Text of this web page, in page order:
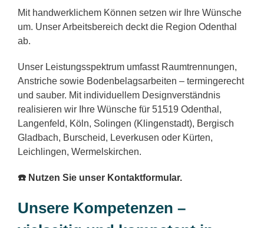
Mit handwerklichem Können setzen wir Ihre Wünsche
um. Unser Arbeitsbereich deckt die Region Odenthal
ab.
Unser Leistungsspektrum umfasst Raumtrennungen,
Anstriche sowie Bodenbelagsarbeiten – termingerecht
und sauber. Mit individuellem Designverständnis
realisieren wir Ihre Wünsche für 51519 Odenthal,
Langenfeld, Köln, Solingen (Klingenstadt), Bergisch
Gladbach, Burscheid, Leverkusen oder Kürten,
Leichlingen, Wermelskirchen.
☎️ Nutzen Sie unser Kontaktformular.
Unsere Kompetenzen –